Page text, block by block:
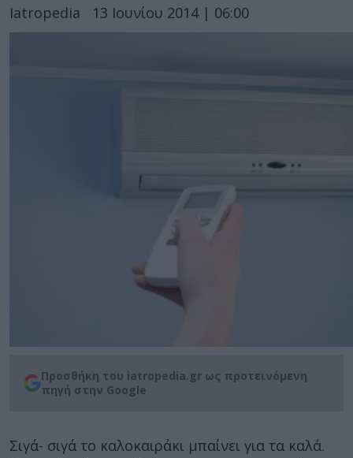
Iatropedia 13 Ιουνίου 2014 | 06:00
Προσθήκη του iatropedia.gr ως προτεινόμενη
πηγή στην Google
Σιγά- σιγά το καλοκαιράκι μπαίνει για τα καλά.